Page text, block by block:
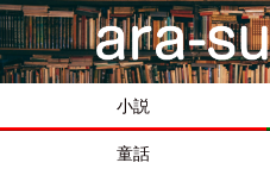
小説
童話